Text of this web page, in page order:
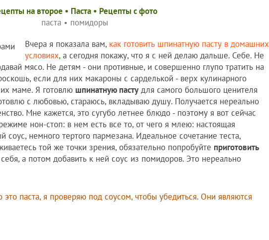
на второе • Паста • Рецепты c фото
паста • помидоры
Вчера я показала вам, как готовить шпинатную пасту в домашних
условиях, а сегодня покажу, что я с ней делаю дальше. Себе. Не
мясо. Не детям - они противные, и совершенно глупо тратить на
если для них макароны с сарделькой - верх кулинарного
маме. Я готовлю шпинатную пасту для самого большого ценителя
с любовью, стараюсь, вкладываю душу. Получается нереально
Мне кажется, это сугубо летнее блюдо - поэтому я вот сейчас
нон-стоп: в нем есть все то, от чего я млею: настоящая
соус, немного тертого пармезана. Идеальное сочетание теста,
той же точки зрения, обязательно попробуйте приготовить
а потом добавить к ней соус из помидоров. Это нереально
это паста, я проверяю под соусом, чтобы убедиться. Они являются